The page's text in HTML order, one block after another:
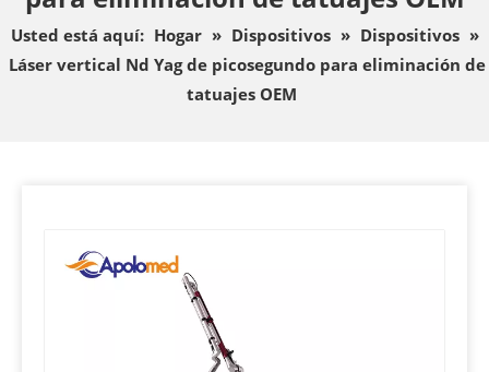
Usted está aquí: Hogar » Dispositivos » Dispositivos »
Láser vertical Nd Yag de picosegundo para eliminación de
tatuajes OEM